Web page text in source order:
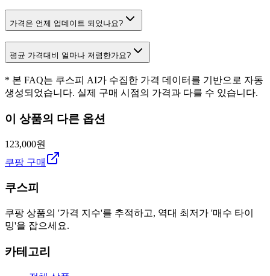
가격은 언제 업데이트 되었나요?
평균 가격대비 얼마나 저렴한가요?
* 본 FAQ는 쿠스피 AI가 수집한 가격 데이터를 기반으로 자동
생성되었습니다. 실제 구매 시점의 가격과 다를 수 있습니다.
이 상품의 다른 옵션
123,000원
쿠팡 구매
쿠스피
쿠팡 상품의 '가격 지수'를 추적하고, 역대 최저가 '매수 타이
밍'을 잡으세요.
카테고리